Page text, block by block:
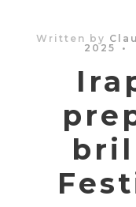
Written by
2025
•